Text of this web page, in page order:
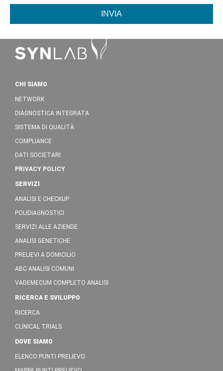
INVIA
CHI SIAMO
NETWORK
DIAGNOSTICA INTEGRATA
SISTEMA DI QUALITÀ
COMPLIANCE
DATI SOCIETARI
PRIVACY POLICY
SERVIZI
ANALISI E CHECKUP
POLIDIAGNOSTICI
SERVIZI ALLE AZIENDE
ANALISI GENETICHE
PRELIEVI A DOMICILIO
ABC ANALISI COMUNI
VADEMECUM COMPLETO ANALISI
RICERCA E SVILUPPO
RICERCA
CLINICAL TRIALS
DOVE SIAMO
ELENCO PUNTI PRELIEVO